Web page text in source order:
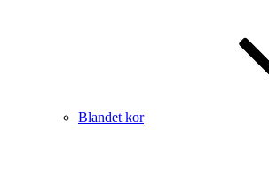
Blandet kor